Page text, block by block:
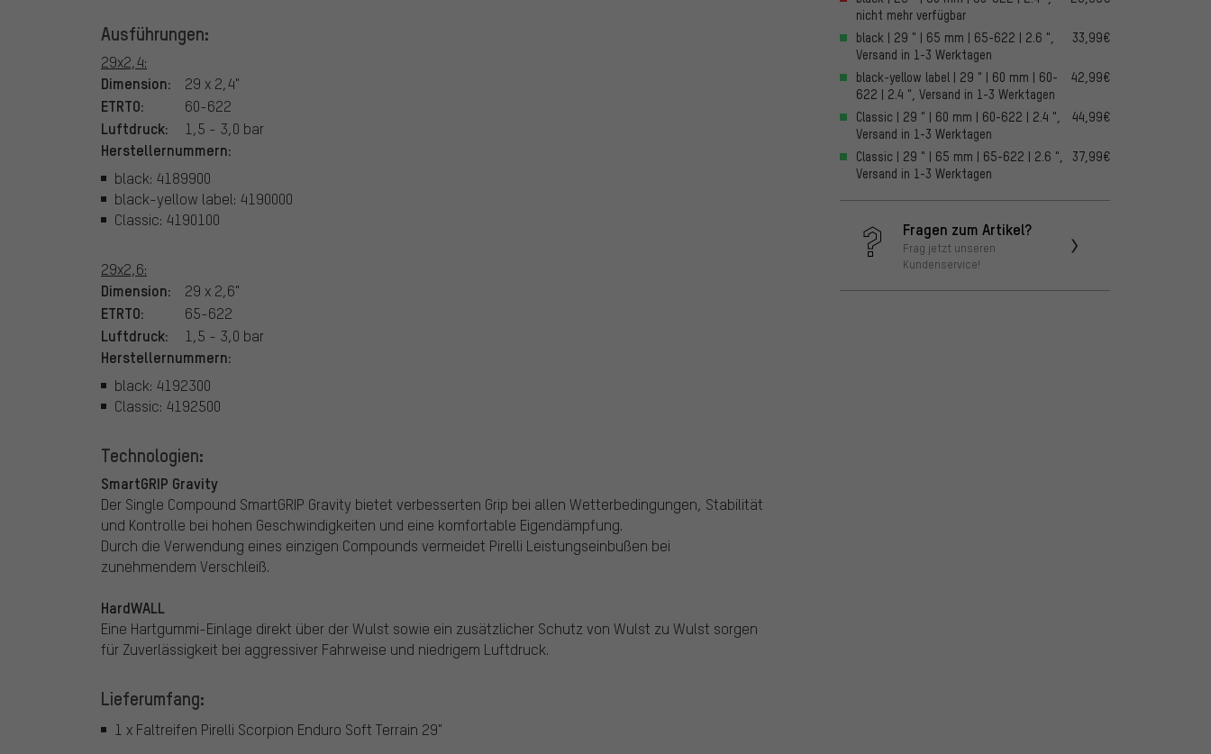
Ausführungen:
29x2,4:
Dimension: 29 x 2,4"
ETRTO: 60-622
Luftdruck: 1,5 - 3,0 bar
Herstellernummern:
black: 4189900
black-yellow label: 4190000
Classic: 4190100
29x2,6:
Dimension: 29 x 2,6"
ETRTO: 65-622
Luftdruck: 1,5 - 3,0 bar
Herstellernummern:
black: 4192300
Classic: 4192500
Technologien:
SmartGRIP Gravity
Der Single Compound SmartGRIP Gravity bietet verbesserten Grip bei allen Wetterbedingungen, Stabilität
und Kontrolle bei hohen Geschwindigkeiten und eine komfortable Eigendämpfung.
Durch die Verwendung eines einzigen Compounds vermeidet Pirelli Leistungseinbußen bei
zunehmendem Verschleiß.
HardWALL
Eine Hartgummi-Einlage direkt über der Wulst sowie ein zusätzlicher Schutz von Wulst zu Wulst sorgen
für Zuverlässigkeit bei aggressiver Fahrweise und niedrigem Luftdruck.
Lieferumfang:
1 x Faltreifen Pirelli Scorpion Enduro Soft Terrain 29"
nicht mehr verfügbar
black | 29 " | 65 mm | 65-622 | 2.6 ",
Versand in 1-3 Werktagen
33,99€
black-yellow label | 29 " | 60 mm | 60-
622 | 2.4 ", Versand in 1-3 Werktagen
42,99€
Classic | 29 " | 60 mm | 60-622 | 2.4 ",
Versand in 1-3 Werktagen
44,99€
Classic | 29 " | 65 mm | 65-622 | 2.6 ",
Versand in 1-3 Werktagen
37,99€
Fragen zum Artikel?
Frag jetzt unseren
Kundenservice!